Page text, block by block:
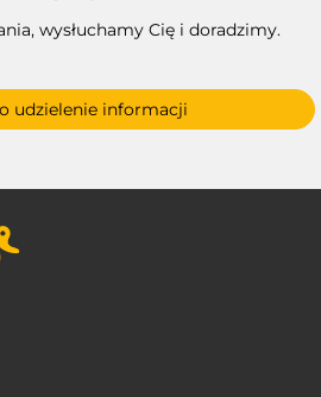
wysłuchamy Cię i doradzimy.
udzielenie informacji